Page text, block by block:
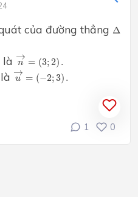
của đường thẳng Δ
Δ
là →
n = (3;2) .
n→
→
u = (−2;3) .
u→ − 2 3)
1 0